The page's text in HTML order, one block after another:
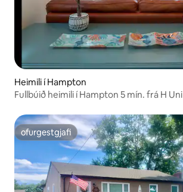
Heimili í Hampton
Fullbúið heimili í Hampton 5 mín. frá H Uni
ofurgestgjafi
ofurgestgjafi